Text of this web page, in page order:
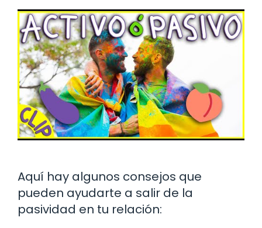
Aquí hay algunos consejos que
pueden ayudarte a salir de la
pasividad en tu relación: